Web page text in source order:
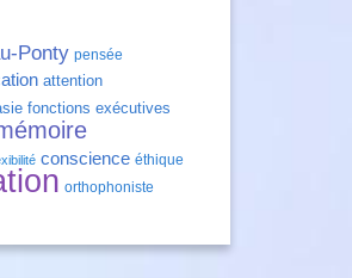
Ponty pensée
attention
fonctions exécutives
conscience éthique
orthophoniste